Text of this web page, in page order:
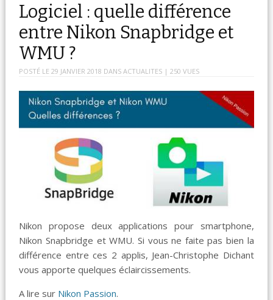
Logiciel : quelle différence
entre Nikon Snapbridge et
WMU ?
POSTÉ LE 29 JANVIER 2018 DANSACTUALITES | 250 VUES
Nikon propose deux applications pour smartphone,
Nikon Snapbridge et WMU. Si vous ne faite pas bien la
différence entre ces 2 applis, Jean-Christophe Dichant
vous apporte quelques éclaircissements.
A lire sur Nikon Passion.